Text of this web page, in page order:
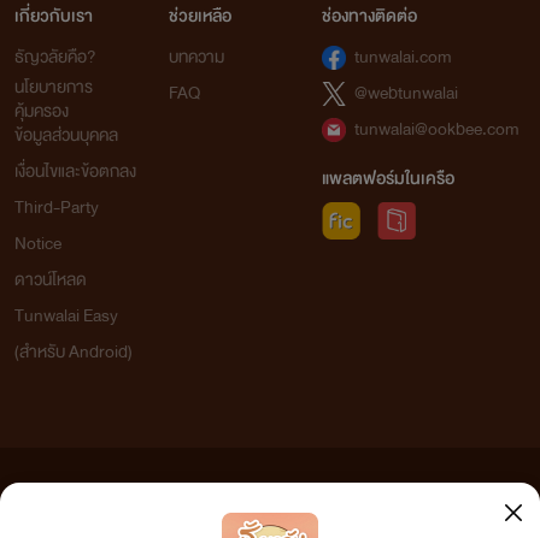
เกี่ยวกับเรา
ธัญวลัยคือ?
นโยบายการ
คุ้มครอง
ข้อมูลส่วนบุคคล
เงื่อนไขและข้อตกลง
Third-Party
Notice
ดาวน์โหลด
Tunwalai Easy
(สำหรับ Android)
ช่วยเหลือ
บทความ
FAQ
ช่องทางติดต่อ
tunwalai.com
@webtunwalai
tunwalai@ookbee.com
แพลตฟอร์มในเครือ
เว็บไซต์แห่งนี้ไม่ได้เห็นด้วยและไม่ขอรับผิดชอบต่อข้อความใดๆ ทั้งสิ้น ดังนั้นผู้อ่านทุกท่านโปรดใช้